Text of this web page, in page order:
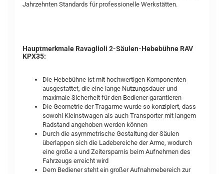
Jahrzehnten Standards für professionelle Werkstätten.
Hauptmerkmale Ravaglioli 2-Säulen-Hebebühne RAV
KPX35:
Die Hebebühne ist mit hochwertigen Komponenten
ausgestattet, die eine lange Nutzungsdauer und
maximale Sicherheit für den Bediener garantieren
Die Geometrie der Tragarme wurde so konzipiert, dass
sowohl Kleinstwagen als auch Transporter mit langem
Radstand angehoben werden können
Durch die asymmetrische Gestaltung der Säulen
überlappen sich die Ladebereiche der Arme, wodurch
eine große a und Zeitersparnis beim Aufnehmen des
Fahrzeugs erreicht wird
Dem Bediener steht ein großer Aufnahmebereich zur